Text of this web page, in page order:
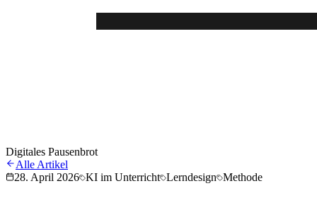
Digitales Pausenbrot
Alle Artikel
28. April 2026 KI im Unterricht Lerndesign Methode